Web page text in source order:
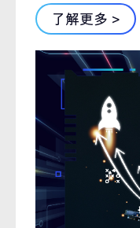
了解更多 >